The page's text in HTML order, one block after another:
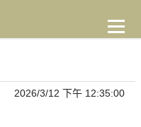
2026/3/12 下午 12:35:00